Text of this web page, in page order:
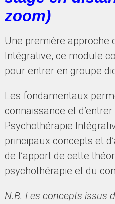
zoom)
Une première approche
Intégrative, ce module
pour entrer en groupe
Les fondamentaux
connaissance et
Psychothérapie
principaux concepts et
de l’apport de cette
psychothérapie et du
N.B. Les concepts issus